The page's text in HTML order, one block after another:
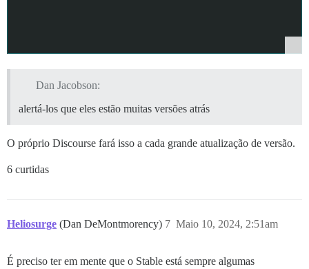
Dan Jacobson:
alertá-los que eles estão muitas versões atrás
O próprio Discourse fará isso a cada grande atualização de versão.
6 curtidas
Heliosurge (Dan DeMontmorency) Maio 10, 2024, 2:51am
7
É preciso ter em mente que o Stable está sempre algumas